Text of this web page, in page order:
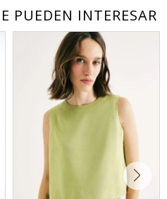
PUEDEN INTERESAR